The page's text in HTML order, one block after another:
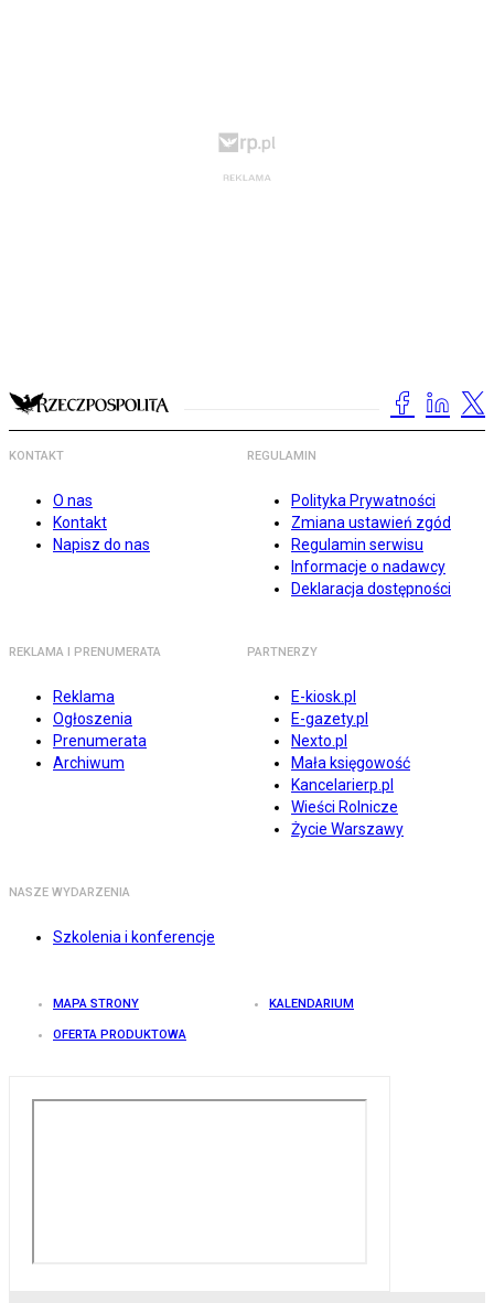
KONTAKT
O nas
Kontakt
Napisz do nas
REGULAMIN
Polityka Prywatności
Zmiana ustawień zgód
Regulamin serwisu
Informacje o nadawcy
Deklaracja dostępności
REKLAMA I PRENUMERATA
Reklama
Ogłoszenia
Prenumerata
Archiwum
PARTNERZY
E-kiosk.pl
E-gazety.pl
Nexto.pl
Mała księgowość
Kancelarierp.pl
Wieści Rolnicze
Życie Warszawy
NASZE WYDARZENIA
Szkolenia i konferencje
MAPA STRONY KALENDARIUM
OFERTA PRODUKTOWA